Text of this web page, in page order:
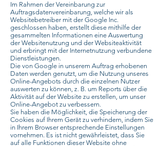
Im Rahmen der Vereinbarung zur
Auftragsdatenvereinbarung, welche wir als
Websitebetreiber mit der Google Inc.
geschlossen haben, erstellt diese mithilfe der
gesammelten Informationen eine Auswertung
der Websitenutzung und der Websiteaktivität
und erbringt mit der Internetnutzung verbundene
Dienstleistungen.
Die von Google in unserem Auftrag erhobenen
Daten werden genutzt, um die Nutzung unseres
Online-Angebots durch die einzelnen Nutzer
auswerten zu können, z. B. um Reports über die
Aktivität auf der Website zu erstellen, um unser
Online-Angebot zu verbessern.
Sie haben die Möglichkeit, die Speicherung der
Cookies auf Ihrem Gerät zu verhindern, indem Sie
in Ihrem Browser entsprechende Einstellungen
vornehmen. Es ist nicht gewährleistet, dass Sie
auf alle Funktionen dieser Website ohne